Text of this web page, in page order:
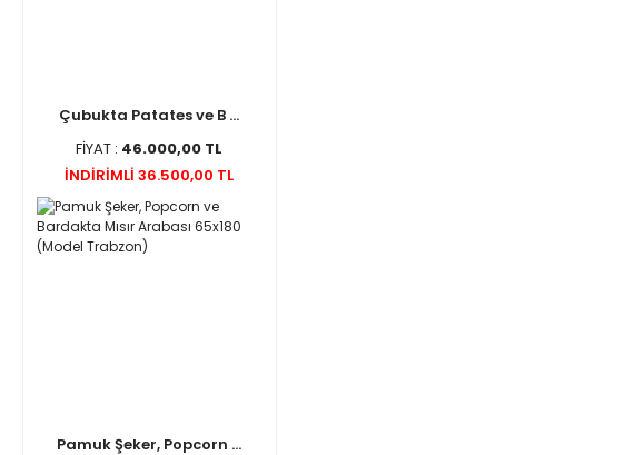
Çubukta Patates ve B ...
FİYAT : 46.000,00 TL
İNDİRİMLİ 36.500,00 TL
Pamuk Şeker, Popcorn ...